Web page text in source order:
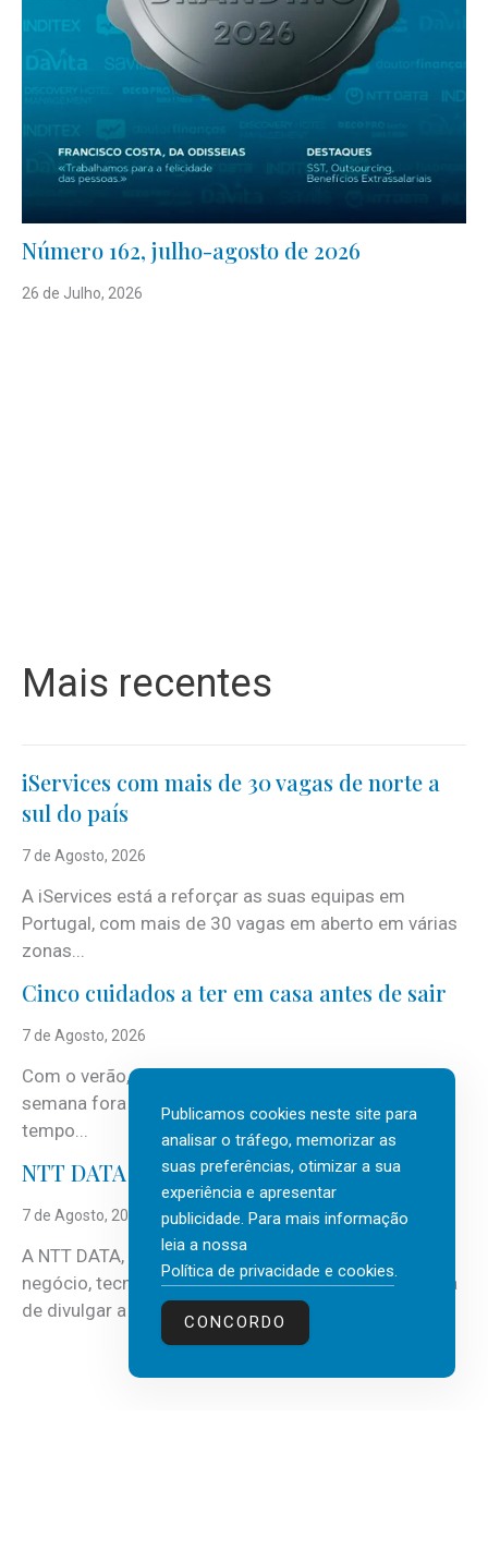
Número 162, julho-agosto de 2026
26 de Julho, 2026
Mais recentes
iServices com mais de 30 vagas de norte a
sul do país
7 de Agosto, 2026
A iServices está a reforçar as suas equipas em
Portugal, com mais de 30 vagas em aberto em várias
zonas...
Cinco cuidados a ter em casa antes de sair
7 de Agosto, 2026
Com o verão, chegam também as férias, os fins-de-
semana fora e os dias em que a casa fica mais
tempo...
NTT DATA Insurtech Global Outlook 2026
7 de Agosto, 2026
A NTT DATA, consultora global em serviços de
negócio, tecnologia e inteligência artificial (IA), acaba
de divulgar a mais recente...
Publicamos cookies neste site para
analisar o tráfego, memorizar as
suas preferências, otimizar a sua
experiência e apresentar
publicidade. Para mais informação
leia a nossa
Política de privacidade e cookies.
CONCORDO